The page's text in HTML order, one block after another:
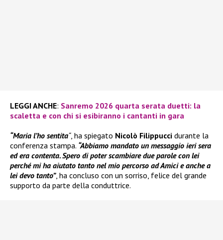
LEGGI ANCHE: Sanremo 2026 quarta serata duetti: la
scaletta e con chi si esibiranno i cantanti in gara
“Maria l’ho sentita“, ha spiegato Nicolò Filippucci durante la
conferenza stampa. “Abbiamo mandato un messaggio ieri sera
ed era contenta. Spero di poter scambiare due parole con lei
perché mi ha aiutato tanto nel mio percorso ad Amici e anche a
lei devo tanto”, ha concluso con un sorriso, felice del grande
supporto da parte della conduttrice.